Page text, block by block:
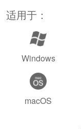
适用于：
Windows
macOS